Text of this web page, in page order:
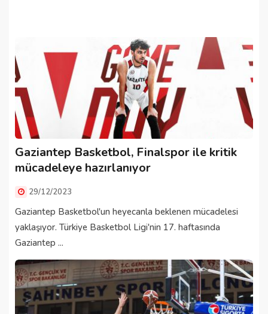
Gaziantep Basketbol, Finalspor ile kritik
mücadeleye hazırlanıyor
29/12/2023
Gaziantep Basketbol'un heyecanla beklenen mücadelesi
yaklaşıyor. Türkiye Basketbol Ligi'nin 17. haftasında
Gaziantep ...